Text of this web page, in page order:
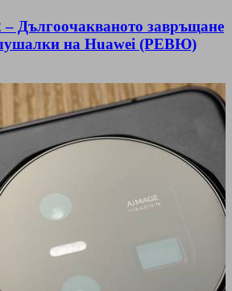
– Дългоочакваното завръщане
на Huawei (РЕВЮ)